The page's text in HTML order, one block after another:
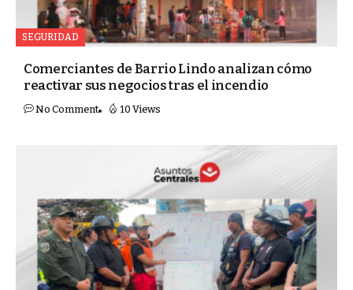
SEGURIDAD
Comerciantes de Barrio Lindo analizan cómo
reactivar sus negocios tras el incendio
No Comment 10 Views